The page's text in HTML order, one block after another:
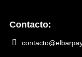
Contacto: